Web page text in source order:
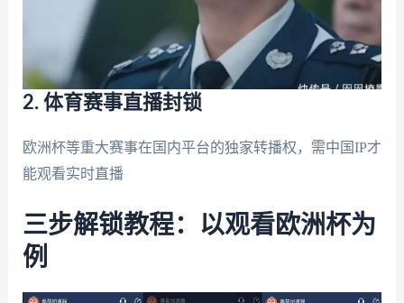
2. 体育赛事直播封锁
欧洲杯等重大赛事在国内平台的独家转播权，需中国IP才
能观看实时直播
三步解锁教程：以观看欧洲杯为
例